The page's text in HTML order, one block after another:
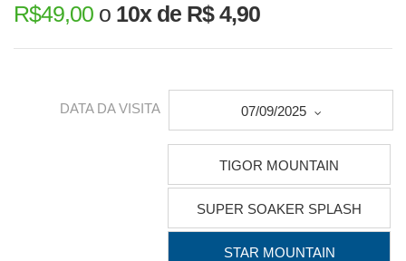
R$49,00 o 10x de R$ 4,90
DATA DA VISITA 07/09/2025
TIGOR MOUNTAIN
SUPER SOAKER SPLASH
STAR MOUNTAIN